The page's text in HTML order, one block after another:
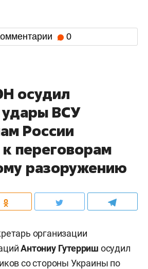
0
осудил
ВСУ
России
переговорам
разоружению
организации
Антониу Гутерриш осудил
со стороны Украины по